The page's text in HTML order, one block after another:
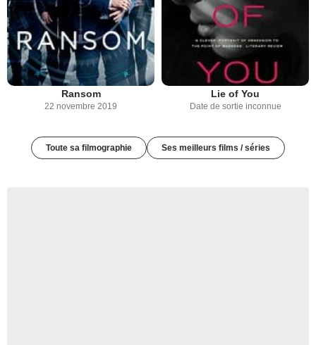
Ransom
22 novembre 2019
Lie of You
Date de sortie inconnue
Toute sa filmographie Ses meilleurs films / séries